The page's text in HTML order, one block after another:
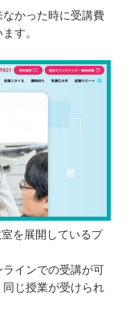
かった時に受講費
す。
を展開しているプ
インでの受講が可
じ授業が受けられ